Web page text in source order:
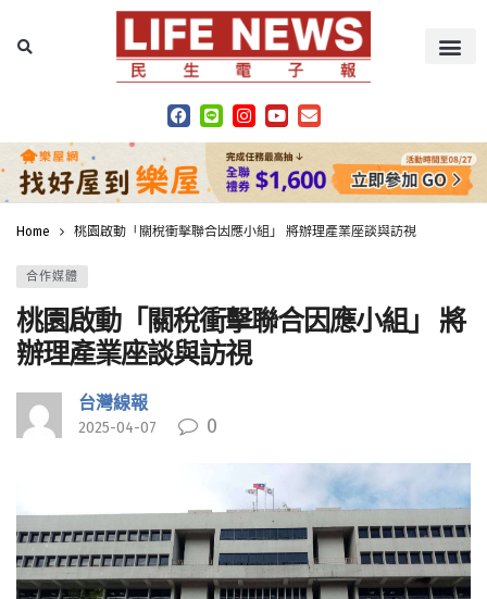
Home 桃園啟動「關稅衝擊聯合因應小組」 將辦理產業座談與訪視
合作媒體
桃園啟動「關稅衝擊聯合因應小組」 將
辦理產業座談與訪視
台灣線報
2025-04-07 0